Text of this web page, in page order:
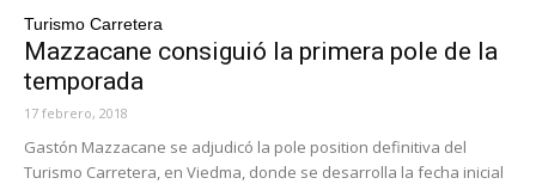
Turismo Carretera
Mazzacane consiguió la primera pole de la
temporada
17 febrero, 2018
Gastón Mazzacane se adjudicó la pole position definitiva del
Turismo Carretera, en Viedma, donde se desarrolla la fecha inicial